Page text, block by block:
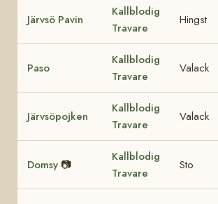
Järvsö Pavin
Kallblodig
Travare
Hingst
Paso
Kallblodig
Travare
Valack
Järvsöpojken
Kallblodig
Travare
Valack
Domsy 📷
Kallblodig
Travare
Sto